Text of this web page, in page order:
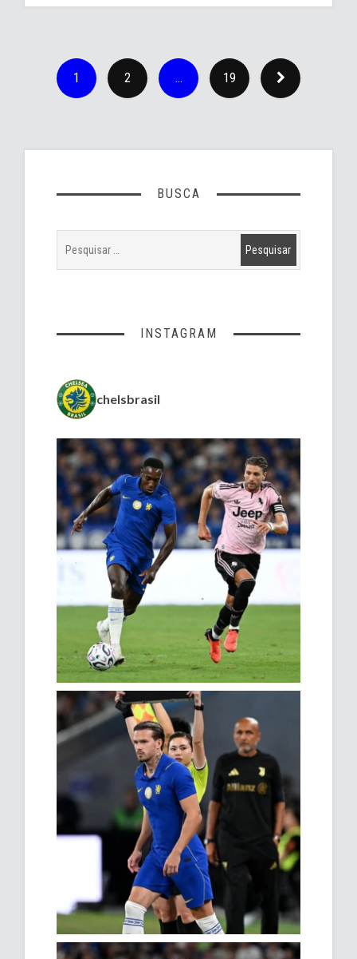
1 2 … 19
BUSCA
INSTAGRAM
chelsbrasil